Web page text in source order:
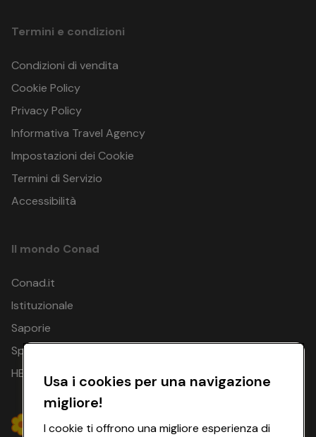
Termini e condizioni
Condizioni di vendita
Cookie Policy
Privacy Policy
Informativa Travel Agency
Impostazioni dei Cookie
Termini di Servizio
Accessibilità
Il mondo Conad
Conad.it
Istituzionale
Saporie
Spesa Online
HEYCONADUsa i cookies per una navigazione
migliore!
I cookie ti offrono una migliore esperienza di